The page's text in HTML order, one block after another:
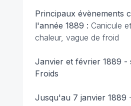
Principaux évènements
l'année 1889 : Canicule
chaleur, vague de froid
Janvier et février 1889 -
Froids
Jusqu'au 7 janvier 1889